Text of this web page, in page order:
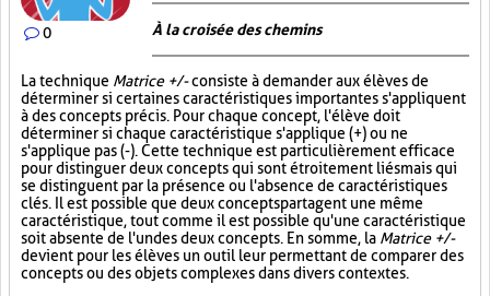
0 À la croisée des chemins
La technique Matrice +/-consiste à demander aux élèves de
déterminer si certaines caractéristiques importantes s'appliquent
à des concepts précis. Pour chaque concept, l'élève doit
déterminer si chaque caractéristique s'applique (+) ou ne
s'applique pas (-). Cette technique est particulièrement efficace
pour distinguer deux concepts qui sont étroitement liés mais qui
se distinguent par la présence ou l'absence de caractéristiques
clés. Il est possible que deux concepts partagent une même
caractéristique, tout comme il est possible qu'une caractéristique
soit absente de l'un des deux concepts. En somme, la Matrice +/-
devient pour les élèves un outil leur permettant de comparer des
concepts ou des objets complexes dans divers contextes.